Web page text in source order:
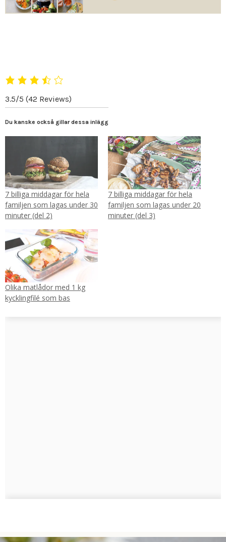
3.5/5 (42 Reviews)
Du kanske också gillar dessa inlägg
7 billiga middagar för hela
familjen som lagas under 30
minuter (del 2)
7 billiga middagar för hela
familjen som lagas under 20
minuter (del 3)
Olika matlådor med 1 kg
kycklingfilé som bas